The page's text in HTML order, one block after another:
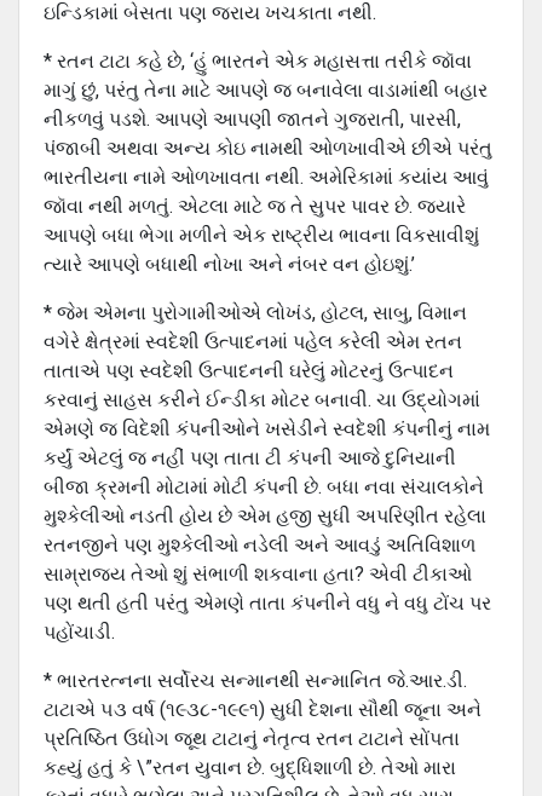
ઇન્ડિકામાં બેસતા પણ જરાય ખચકાતા નથી.
* રતન ટાટા કહે છે, ‘હું ભારતને એક મહાસત્તા તરીકે જૉવા
માગું છું, પરંતુ તેના માટે આપણે જ બનાવેલા વાડામાંથી બહાર
નીકળવું પડશે. આપણે આપણી જાતને ગુજરાતી, પારસી,
પંજાબી અથવા અન્ય કોઇ નામથી ઓળખાવીએ છીએ પરંતુ
ભારતીયના નામે ઓળખાવતા નથી. અમેરિકામાં કયાંય આવું
જૉવા નથી મળતું. એટલા માટે જ તે સુપર પાવર છે. જયારે
આપણે બધા ભેગા મળીને એક રાષ્ટ્રીય ભાવના વિકસાવીશું
ત્યારે આપણે બધાથી નોખા અને નંબર વન હોઇશું.’
* જેમ એમના પુરોગામીઓએ લોખંડ, હોટલ, સાબુ, વિમાન
વગેરે ક્ષેત્રમાં સ્વદેશી ઉત્પાદનમાં પહેલ કરેલી એમ રતન
તાતાએ પણ સ્વદેશી ઉત્પાદનની ઘરેલું મોટરનું ઉત્પાદન
કરવાનું સાહસ કરીને ઈન્ડીકા મોટર બનાવી. ચા ઉદ્યોગમાં
એમણે જ વિદેશી કંપનીઓને ખસેડીને સ્વદેશી કંપનીનું નામ
કર્યું એટલું જ નહીં પણ તાતા ટી કંપની આજે દુનિયાની
બીજા ક્રમની મોટામાં મોટી કંપની છે. બધા નવા સંચાલકોને
મુશ્કેલીઓ નડતી હોય છે એમ હજી સુધી અપરિણીત રહેલા
રતનજીને પણ મુશ્કેલીઓ નડેલી અને આવડું અતિવિશાળ
સામ્રાજ્ય તેઓ શું સંભાળી શકવાના હતા? એવી ટીકાઓ
પણ થતી હતી પરંતુ એમણે તાતા કંપનીને વધુ ને વધુ ટોંચ પર
પહોંચાડી.
* ભારતરત્નના સર્વોરચ સન્માનથી સન્માનિત જે.આર.ડી.
ટાટાએ ૫૩ વર્ષ (૧૯૩૮-૧૯૯૧) સુધી દેશના સૌથી જૂના અને
પ્રતિષ્ઠિત ઉધોગ જૂથ ટાટાનું નેતૃત્વ રતન ટાટાને સોંપતા
કહ્યું હતું કે \”રતન યુવાન છે. બુદ્ધિશાળી છે. તેઓ મારા